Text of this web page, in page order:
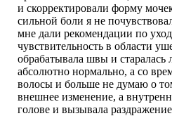
и скорректировали форму
сильной боли я не
мне дали рекомендации по
чувствительность в области
обрабатывала швы и
абсолютно нормально, а со
волосы и больше не думаю о
внешнее изменение, а
голове и вызывала